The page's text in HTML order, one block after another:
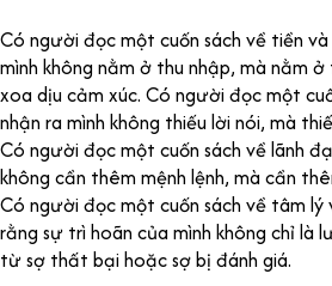
Có người đọc một cuốn sách về tiền
mình không nằm ở thu nhập, mà nằm
xoa dịu cảm xúc. Có người đọc một
nhận ra mình không thiếu lời nói, mà
Có người đọc một cuốn sách về lãnh
không cần thêm mệnh lệnh, mà cần
Có người đọc một cuốn sách về tâm lý
rằng sự trì hoãn của mình không chỉ là
từ sợ thất bại hoặc sợ bị đánh giá.